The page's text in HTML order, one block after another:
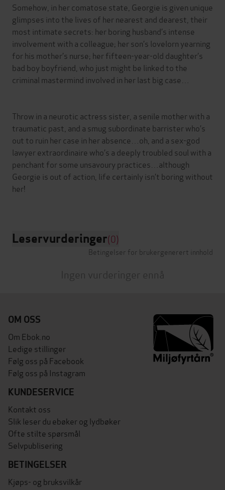
Somehow, in her comatose state, Georgie is given unique
glimpses into the lives of her nearest and dearest, their
most intimate secrets: her boring husband’s intense
involvement with a colleague; her son’s lovelorn yearning
for his mother’s nurse; her fifteen-year-old daughter’s
bad boy boyfriend, who just might be linked to the
criminal mastermind involved in her last big case…
Throw in a neurotic actress sister, a senile mother with a
traumatic past, and a smug subordinate barrister who’s
out to ruin her case in her absence…oh, and a sex-god
lawyer extraordinaire who’s a deeply troubled soul with a
penchant for some unsavoury practices…although
Georgie is out of action, life certainly isn’t boring without
her!
Leservurderinger(0)
Betingelser for brukergenerert innhold
Ingen vurderinger ennå
OM OSS
Om Ebok.no
Ledige stillinger
Følg oss på Facebook
Følg oss på Instagram
KUNDESERVICE
Kontakt oss
Slik leser du ebøker og lydbøker
Ofte stilte spørsmål
Selvpublisering
BETINGELSER
Kjøps- og bruksvilkår